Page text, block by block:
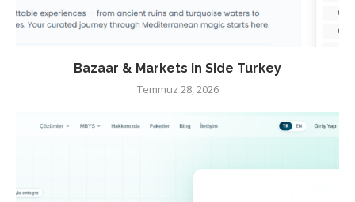
Bazaar & Markets in Side Turkey
Temmuz 28, 2026